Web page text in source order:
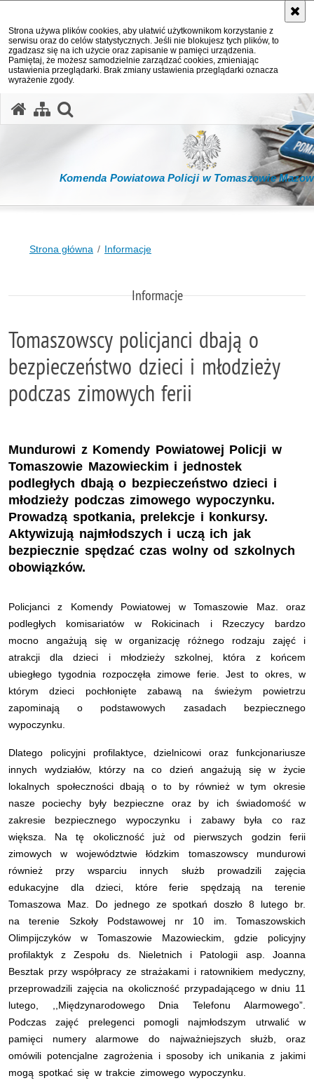
Strona używa plików cookies, aby ułatwić użytkownikom korzystanie z
serwisu oraz do celów statystycznych. Jeśli nie blokujesz tych plików, to
zgadzasz się na ich użycie oraz zapisanie w pamięci urządzenia.
Pamiętaj, że możesz samodzielnie zarządzać cookies, zmieniając
ustawienia przeglądarki. Brak zmiany ustawienia przeglądarki oznacza
wyrażenie zgody.
Komenda Powiatowa Policji w Tomaszowie
Strona główna Informacje
Informacje
Tomaszowscy policjanci dbają o
bezpieczeństwo dzieci i młodzieży
podczas zimowych ferii
Mundurowi z Komendy Powiatowej Policji w
Tomaszowie Mazowieckim i jednostek
podległych dbają o bezpieczeństwo dzieci i
młodzieży podczas zimowego wypoczynku.
Prowadzą spotkania, prelekcje i konkursy.
Aktywizują najmłodszych i uczą ich jak
bezpiecznie spędzać czas wolny od szkolnych
obowiązków.
Policjanci z Komendy Powiatowej w Tomaszowie Maz. oraz
podległych komisariatów w Rokicinach i Rzeczycy bardzo
mocno angażują się w organizację różnego rodzaju zajęć i
atrakcji dla dzieci i młodzieży szkolnej, która z końcem
ubiegłego tygodnia rozpoczęła zimowe ferie. Jest to okres, w
którym dzieci pochłonięte zabawą na świeżym powietrzu
zapominają o podstawowych zasadach bezpiecznego
wypoczynku.
Dlatego policyjni profilaktyce, dzielnicowi oraz funkcjonariusze
innych wydziałów, którzy na co dzień angażują się w życie
lokalnych społeczności dbają o to by również w tym okresie
nasze pociechy były bezpieczne oraz by ich świadomość w
zakresie bezpiecznego wypoczynku i zabawy była co raz
większa. Na tę okoliczność już od pierwszych godzin ferii
zimowych w województwie łódzkim tomaszowscy mundurowi
również przy wsparciu innych służb prowadzili zajęcia
edukacyjne dla dzieci, które ferie spędzają na terenie
Tomaszowa Maz. Do jednego ze spotkań doszło 8 lutego br.
na terenie Szkoły Podstawowej nr 10 im. Tomaszowskich
Olimpijczyków w Tomaszowie Mazowieckim, gdzie policyjny
profilaktyk z Zespołu ds. Nieletnich i Patologii asp. Joanna
Besztak przy współpracy ze strażakami i ratownikiem medyczny,
przeprowadzili zajęcia na okoliczność przypadającego w dniu 11
lutego, ,,Międzynarodowego Dnia Telefonu Alarmowego”.
Podczas zajęć prelegenci pomogli najmłodszym utrwalić w
pamięci numery alarmowe do najważniejszych służb, oraz
omówili potencjalne zagrożenia i sposoby ich unikania z jakimi
mogą spotkać się w trakcie zimowego wypoczynku.